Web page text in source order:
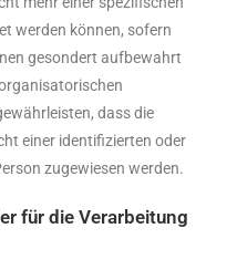
werden können, sofern
gesondert aufbewahrt
dass die
einer identifizierten oder
zugewiesen werden.
für die Verarbeitung